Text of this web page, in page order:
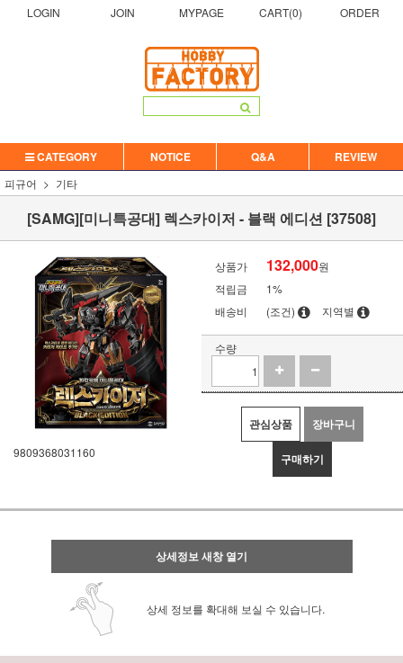
LOGIN JOIN MYPAGE CART(0) ORDER
CATEGORY NOTICE Q&A REVIEW
피규어 기타
[SAMG][미니특공대] 렉스카이저 - 블랙 에디션 [37508]
9809368031160
상품가 132,000원
적립금
1%
배송비
(조건) 지역별
수량
관심상품 장바구니
구매하기
상세정보 새창 열기
상세 정보를 확대해 보실 수 있습니다.